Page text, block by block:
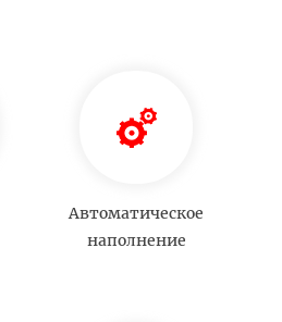
Автоматическое
наполнение